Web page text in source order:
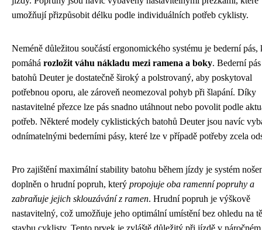
umožňují přizpůsobit délku podle individuálních potřeb cyklisty.
Neméně důležitou součástí ergonomického systému je bederní pás,
pomáhá rozložit váhu nákladu mezi ramena a boky. Bederní
batohů Deuter je dostatečně široký a polstrovaný, aby poskytoval
potřebnou oporu, ale zároveň neomezoval pohyb při šlapání. Díky
nastavitelné přezce lze pás snadno utáhnout nebo povolit podle
potřeb. Některé modely cyklistických batohů Deuter jsou navíc
odnímatelnými bederními pásy, které lze v případě potřeby zcela
Pro zajištění maximální stability batohu během jízdy je systém
doplněn o hrudní popruh, který propojuje oba ramenní popruhy a
zabraňuje jejich sklouzávání z ramen. Hrudní popruh je výškově
nastavitelný, což umožňuje jeho optimální umístění bez ohledu na